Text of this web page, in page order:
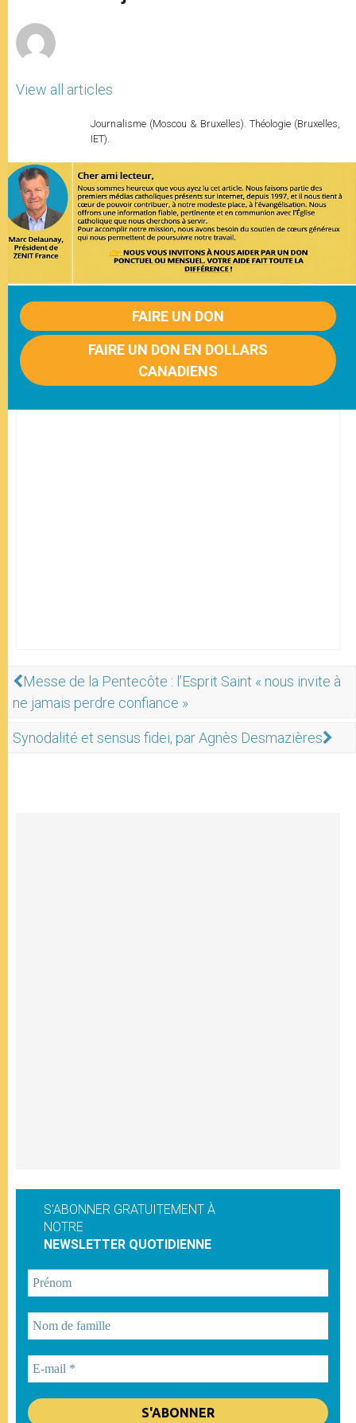
View all articles
Journalisme (Moscou & Bruxelles). Théologie (Bruxelles,
IET).
FAIRE UN DON
FAIRE UN DON EN DOLLARS
CANADIENS
Messe de la Pentecôte : l’Esprit Saint « nous invite à
ne jamais perdre confiance »
Synodalité et sensus fidei, par Agnès Desmazières
S'ABONNER GRATUITEMENT À
NOTRE
NEWSLETTER QUOTIDIENNE